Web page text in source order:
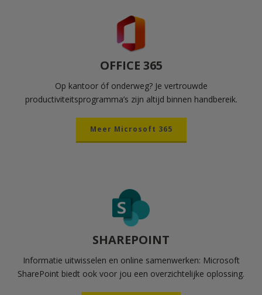
OFFICE 365
Op kantoor óf onderweg? Je vertrouwde
productiviteitsprogramma’s zijn altijd binnen handbereik.
Meer Microsoft 365
SHAREPOINT
Informatie uitwisselen en online samenwerken: Microsoft
SharePoint biedt ook voor jou een overzichtelijke oplossing.